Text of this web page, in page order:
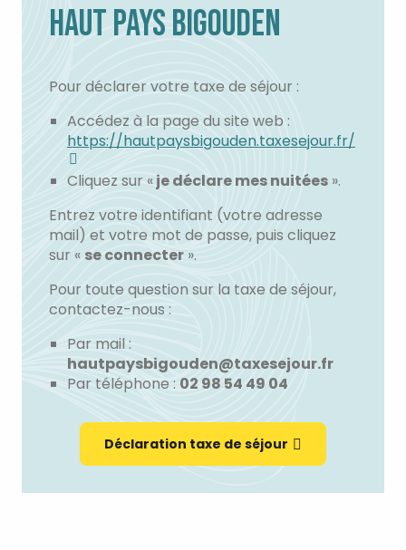
HAUT PAYS BIGOUDEN
Pour déclarer votre taxe de séjour :
Accédez à la page du site web :
https://hautpaysbigouden.taxesejour.fr/
Cliquez sur «je déclare mes nuitées ».
Entrez votre identifiant (votre adresse
mail) et votre mot de passe, puis cliquez
sur « se connecter ».
Pour toute question sur la taxe de séjour,
contactez-nous :
Par mail :
hautpaysbigouden@taxesejour.fr
Par téléphone : 02 98 54 49 04
Déclaration taxe de séjour